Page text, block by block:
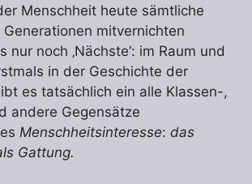
Menschheit heute sämtliche
mitvernichten
nur noch ‚Nächste‘: im Raum und
in der Geschichte der
es tatsächlich ein alle Klassen-,
andere Gegensätze
Menschheitsinteresse: das
Gattung.